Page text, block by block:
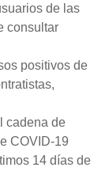
de las
consultar
positivos de
cadena de
COVID-19
14 días de